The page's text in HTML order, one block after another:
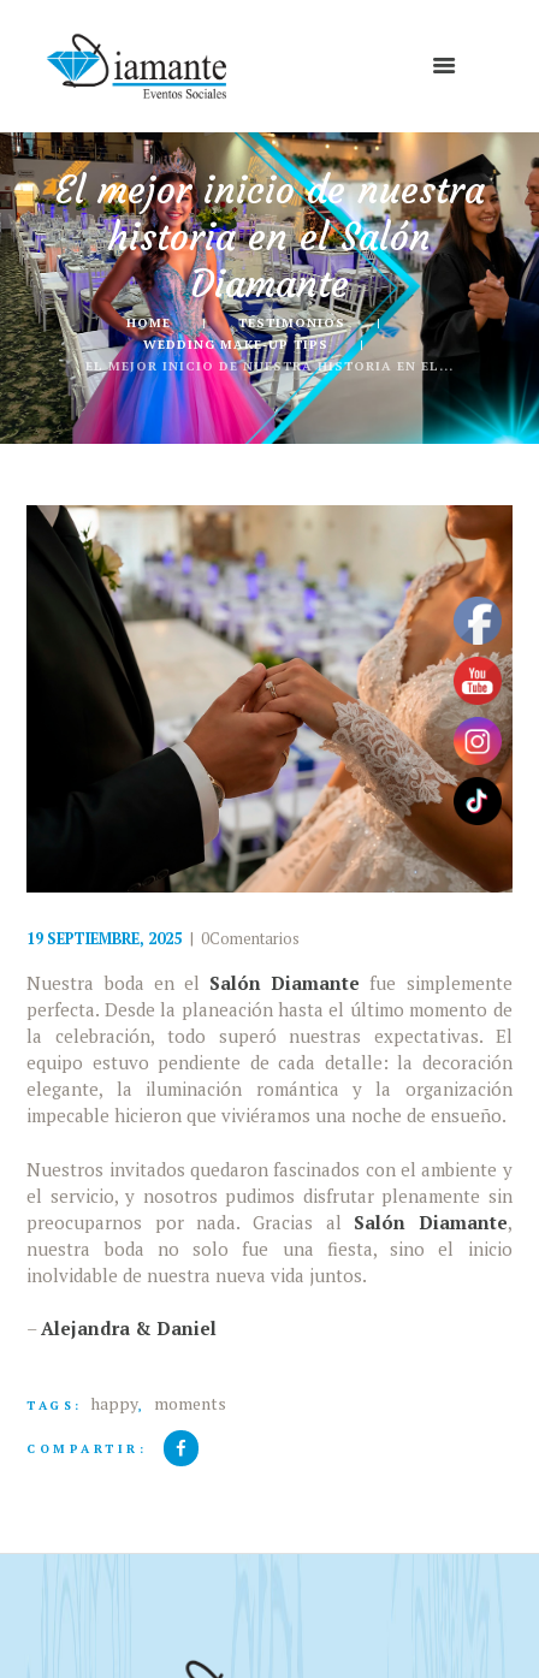
El mejor inicio de nuestra
historia en el Salón
Diamante
HOME
TESTIMONIOS
WEDDING MAKE-UP TIPS
EL MEJOR INICIO DE NUESTRA HISTORIA EN EL...
19 SEPTIEMBRE, 2025 0Comentarios
Nuestra boda en el Salón Diamante fue simplemente
perfecta. Desde la planeación hasta el último momento de
la celebración, todo superó nuestras expectativas. El
equipo estuvo pendiente de cada detalle: la decoración
elegante, la iluminación romántica y la organización
impecable hicieron que viviéramos una noche de ensueño.
Nuestros invitados quedaron fascinados con el ambiente y
el servicio, y nosotros pudimos disfrutar plenamente sin
preocuparnos por nada. Gracias al Salón Diamante,
nuestra boda no solo fue una fiesta, sino el inicio
inolvidable de nuestra nueva vida juntos.
–Alejandra & Daniel
TAGS: happy, moments
COMPARTIR: